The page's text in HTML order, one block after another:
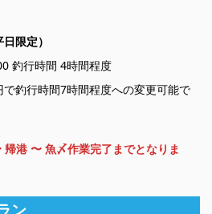
限定）
釣行時間 4時間程度
釣行時間7時間程度への変更可能で
港 〜 魚〆作業完了までとなりま
ン